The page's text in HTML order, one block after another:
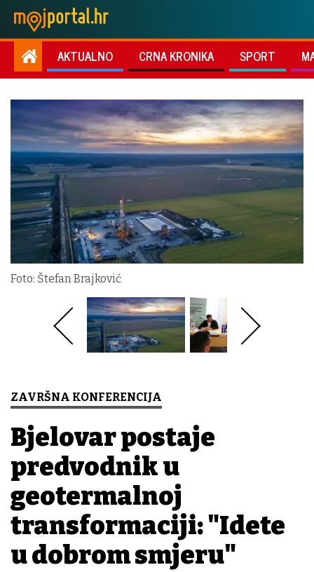
AKTUALNO CRNA KRONIKA SPORT
Foto: Štefan Brajković
ZAVRŠNA KONFERENCIJA
Bjelovar postaje
predvodnik u
geotermalnoj
transformaciji: "Idete
u dobrom smjeru"